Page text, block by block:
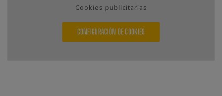
Cookies publicitarias
CONFIGURACIÓN DE COOKIES